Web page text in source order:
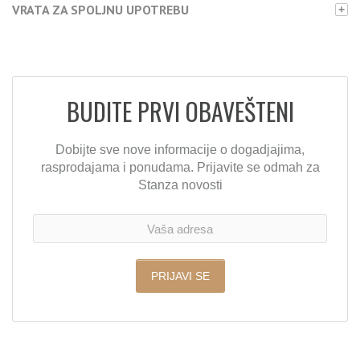
VRATA ZA SPOLJNU UPOTREBU +
BUDITE PRVI OBAVEŠTENI
Dobijte sve nove informacije o dogadjajima,
rasprodajama i ponudama. Prijavite se odmah za
Stanza novosti